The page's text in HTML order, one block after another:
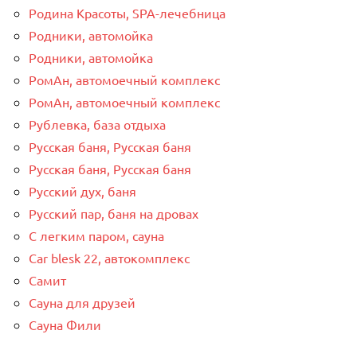
Родина Красоты, SPA-лечебница
Родники, автомойка
Родники, автомойка
РомАн, автомоечный комплекс
РомАн, автомоечный комплекс
Рублевка, база отдыха
Русская баня, Русская баня
Русская баня, Русская баня
Русский дух, баня
Русский пар, баня на дровах
С легким паром, сауна
Сar blesk 22, автокомплекс
Самит
Сауна для друзей
Сауна Фили